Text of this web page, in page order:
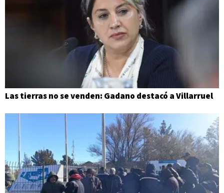
Las tierras no se venden: Gadano destacó a Villarruel